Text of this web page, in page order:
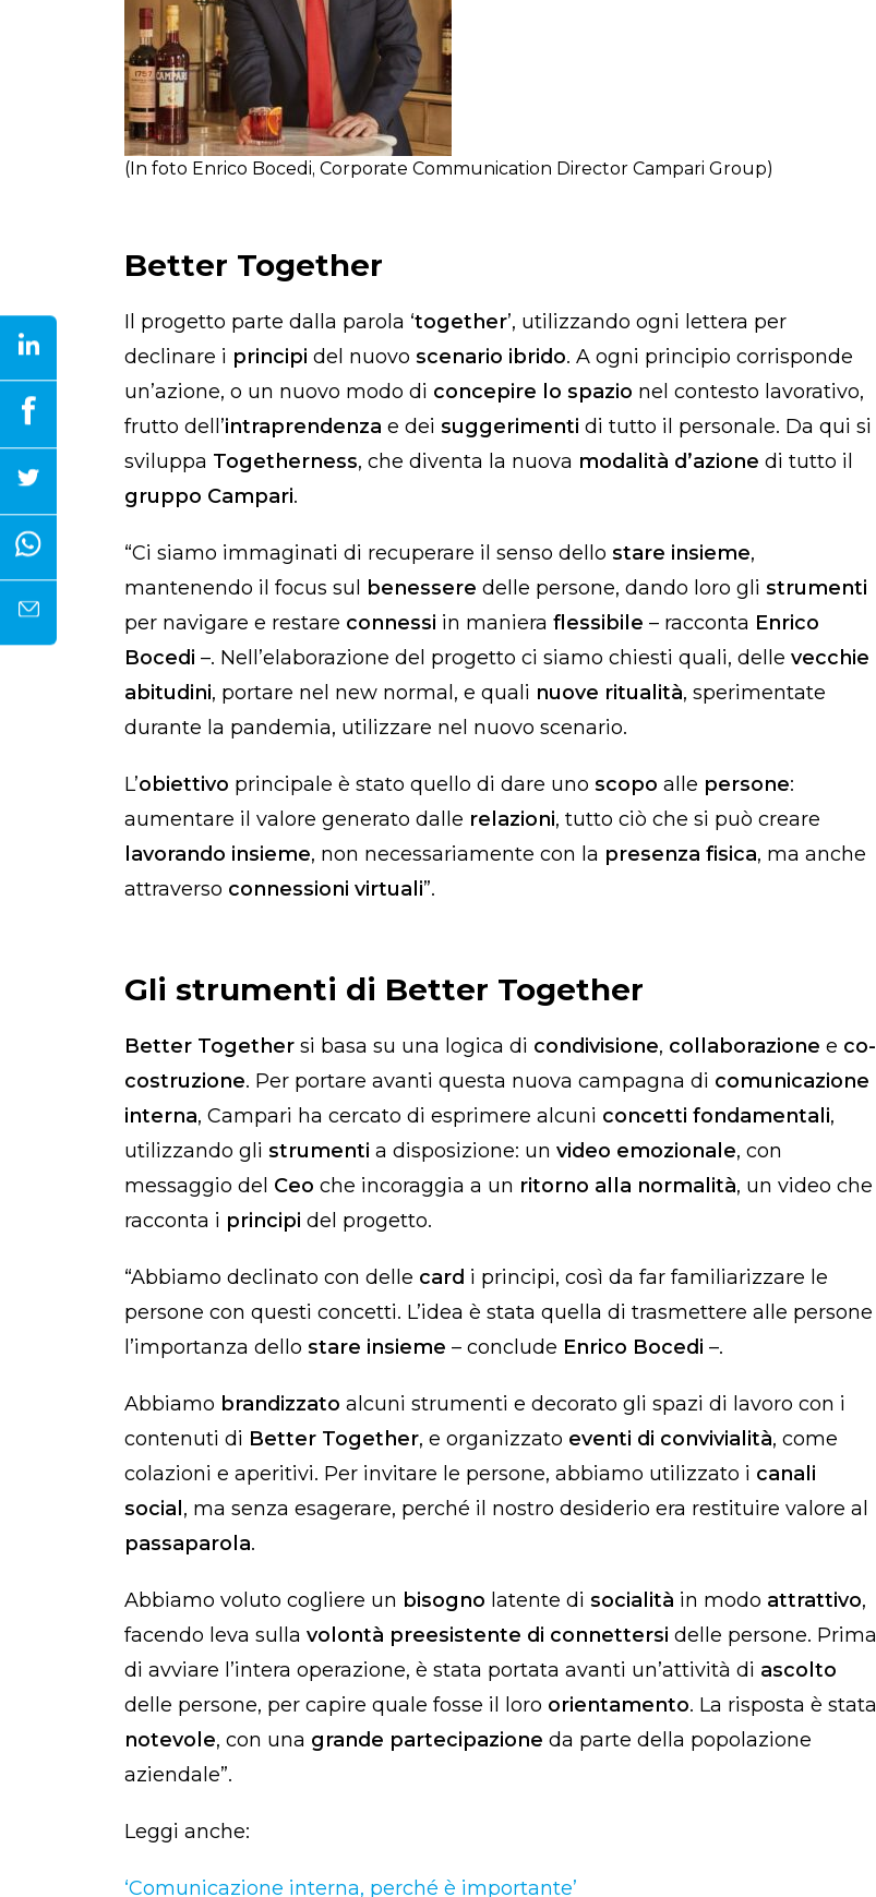
(In foto Enrico Bocedi, Corporate Communication Director Campari Group)
Better Together
Il progetto parte dalla parola ‘together’, utilizzando ogni lettera per
declinare i principi del nuovo scenario ibrido. A ogni principio corrisponde
un’azione, o un nuovo modo di concepire lo spazio nel contesto lavorativo,
frutto dell’intraprendenza e dei suggerimenti di tutto il personale. Da qui si
sviluppa Togetherness, che diventa la nuova modalità d’azione di tutto il
gruppo Campari.
“Ci siamo immaginati di recuperare il senso dello stare insieme,
mantenendo il focus sul
benessere delle persone, dando loro gli strumenti
per navigare e restare connessi in maniera flessibile – racconta Enrico
Bocedi –. Nell’elaborazione del progetto ci siamo chiesti quali, delle vecchie
abitudini, portare nel new normal, e quali nuove ritualità, sperimentate
durante la pandemia, utilizzare nel nuovo scenario.
L’obiettivo principale è stato quello di dare uno scopo alle persone:
aumentare il valore generato dalle relazioni, tutto ciò che si può creare
lavorando insieme, non necessariamente con la presenza fisica, ma anche
attraverso connessioni virtuali”.
Gli strumenti di Better Together
Better Together si basa su una logica di condivisione, collaborazione e co-
costruzione. Per portare avanti questa nuova campagna di comunicazione
interna, Campari ha cercato di esprimere alcuni concetti fondamentali,
utilizzando gli strumenti a disposizione: un video emozionale, con
messaggio del Ceo che incoraggia a un ritorno alla normalità, un video che
racconta i principi del progetto.
“Abbiamo declinato con delle card i principi, così da far familiarizzare le
persone con questi concetti. L’idea è stata quella di trasmettere alle persone
l’importanza dello stare insieme – conclude Enrico Bocedi –.
Abbiamo brandizzato alcuni strumenti e decorato gli spazi di lavoro con i
contenuti di Better Together, e organizzato eventi di convivialità, come
colazioni e aperitivi. Per invitare le persone, abbiamo utilizzato i canali
social , ma senza esagerare, perché il nostro desiderio era restituire valore al
passaparola.
Abbiamo voluto cogliere un bisogno latente di socialità in modo attrattivo,
facendo leva sulla volontà preesistente di connettersi delle persone. Prima
di avviare l’intera operazione, è stata portata avanti un’attività di ascolto
delle persone, per capire quale fosse il loro orientamento. La risposta è stata
notevole, con una grande partecipazione da parte della popolazione
aziendale”.
Leggi anche:
‘Comunicazione interna, perché è importante’